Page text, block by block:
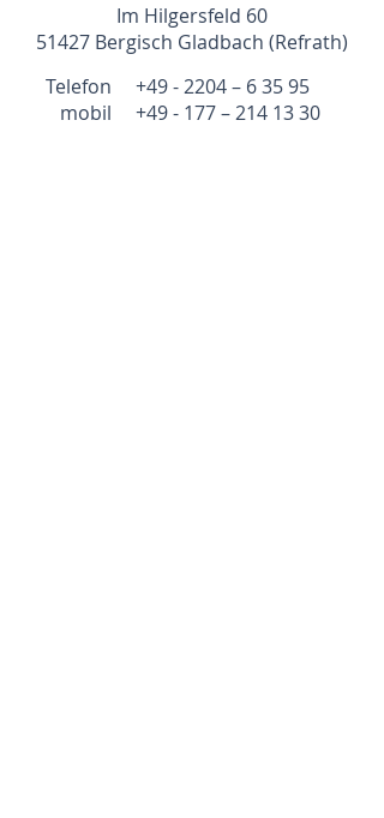
Im Hilgersfeld 60
51427 Bergisch Gladbach (Refrath)
Telefon +49 - 2204 – 6 35 95
mobil +49 - 177 –214 13 30